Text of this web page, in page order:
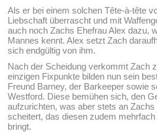
Als er bei einem solchen Tête-à-tête
Liebschaft überrascht und mit
auch noch Zachs Ehefrau Alex dazu,
Mannes kennt. Alex setzt Zach
sich endgültig von ihm.
Nach der Scheidung verkommt Zach
einzigen Fixpunkte bilden nun sein
Freund Barney, der Barkeeper sowie
Westford. Diese bemühen sich, den
aufzurichten, was aber stets an
scheitert, das diesen zudem
bringt.